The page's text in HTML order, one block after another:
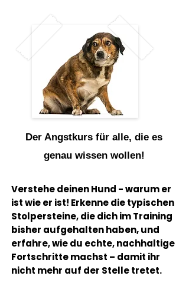
Der Angstkurs für alle, die es
genau wissen wollen!
Verstehe deinen Hund - warum er
ist wie er ist! Erkenne die typischen
Stolpersteine, die dich im Training
bisher aufgehalten haben, und
erfahre, wie du echte, nachhaltige
Fortschritte machst – damit ihr
nicht mehr auf der Stelle tretet.